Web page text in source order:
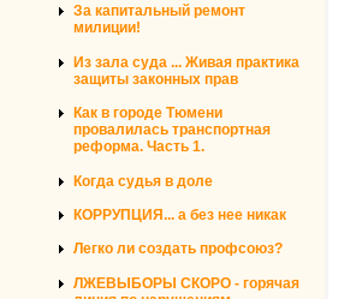
За капитальный ремонт
милиции!
Из зала суда ... Живая практика
защиты законных прав
Как в городе Тюмени
провалилась транспортная
реформа. Часть 1.
Когда судья в доле
КОРРУПЦИЯ... а без нее никак
Легко ли создать профсоюз?
ЛЖЕВЫБОРЫ СКОРО - горячая